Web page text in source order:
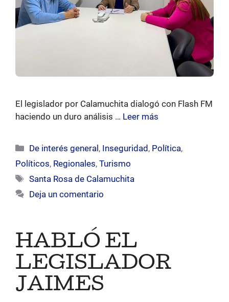
El legislador por Calamuchita dialogó con Flash FM
haciendo un duro análisis … Leer más
Categorías
De interés general , Inseguridad , Política,
Políticos, Regionales, Turismo
Etiquetas
Santa Rosa de Calamuchita
Deja un comentario
HABLÓ EL
LEGISLADOR
JAIMES